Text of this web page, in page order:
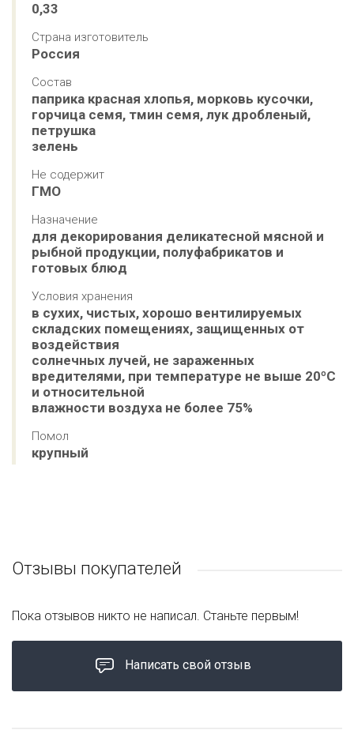
0,33
Страна изготовитель
Россия
Состав
паприка красная хлопья, морковь кусочки,
горчица семя, тмин семя, лук дробленый,
петрушка
зелень
Не содержит
ГМО
Назначение
для декорирования деликатесной мясной и
рыбной продукции, полуфабрикатов и
готовых блюд
Условия хранения
в сухих, чистых, хорошо вентилируемых
складских помещениях, защищенных от
воздействия
солнечных лучей, не зараженных
вредителями, при температуре не выше 20ºС
и относительной
влажности воздуха не более 75%
Помол
крупный
Отзывы покупателей
Написать свой отзыв
Пока отзывов никто не написал. Станьте первым!